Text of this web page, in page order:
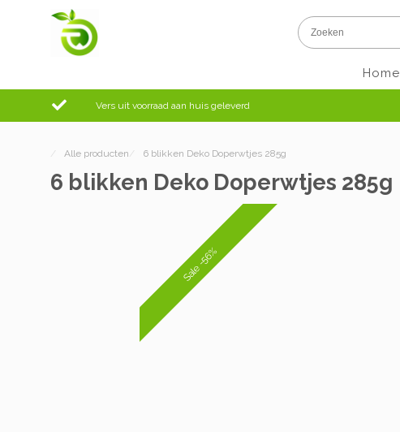
Home
Vers uit voorraad aan huis geleverd
/ Alle producten / 6 blikken Deko Doperwtjes 285g
6 blikken Deko Doperwtjes 285g
Sale -56%